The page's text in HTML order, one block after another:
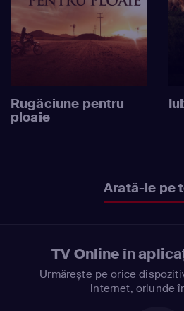
Rugăciune pentru
ploaie
Arată-le pe
TV Online în
Urmărește pe orice
internet, oriunde